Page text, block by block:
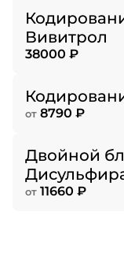
Вивитрол
38000 ₽
от 8790 ₽
Двойной
от 11660 ₽